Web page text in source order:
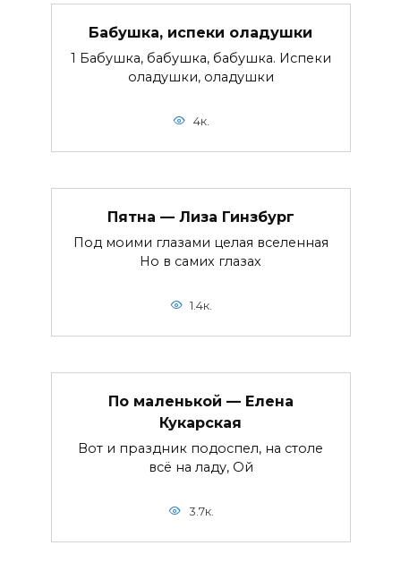
Бабушка, испеки оладушки
1 Бабушка, бабушка, бабушка. Испеки
оладушки, оладушки
4к.
Пятна — Лиза Гинзбург
Под моими глазами целая вселенная
Но в самих глазах
1.4к.
По маленькой — Елена
Кукарская
Вот и праздник подоспел, на столе
всё на ладу, Ой
3.7к.